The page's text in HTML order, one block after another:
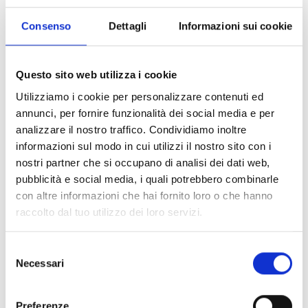
Consenso Dettagli Informazioni sui cookie
Questo sito web utilizza i cookie
Utilizziamo i cookie per personalizzare contenuti ed
annunci, per fornire funzionalità dei social media e per
analizzare il nostro traffico. Condividiamo inoltre
informazioni sul modo in cui utilizzi il nostro sito con i
nostri partner che si occupano di analisi dei dati web,
pubblicità e social media, i quali potrebbero combinarle
con altre informazioni che hai fornito loro o che hanno
raccolto dal tuo utilizzo dei loro servizi.
delNecessari
più rapidi. Tra le principali caratteristiche del
software troviamo: l’architettura client/server,
integrazione con sistemi di terze parti, gestione
telecamere, compatibilità con file AutoCAD,
controllo multischermo e la gestione sistemi di
controllo degli accessi.
Scarica il software
software nella sezione documenti